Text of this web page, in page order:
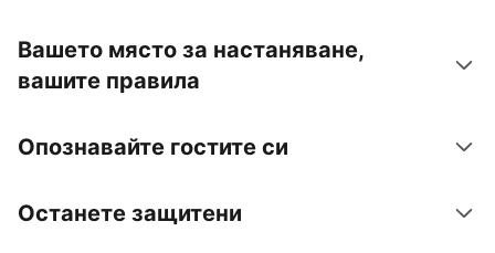
Вашето място за настаняване,
вашите правила
Опознавайте гостите си
Останете защитени